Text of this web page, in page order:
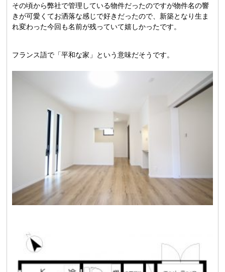
その頃から弊社で管理している物件だったのですが物件名の響
きが可愛くてお洒落な感じで好きだったので、新築となり生ま
れ変わった今回も名前が残っていて嬉しかったです。
フランス語で「平和な家」という意味だそうです。